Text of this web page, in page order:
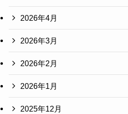
2026年4月
2026年3月
2026年2月
2026年1月
2025年12月